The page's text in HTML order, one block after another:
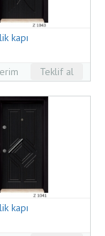
kapı
Teklif al
kapı